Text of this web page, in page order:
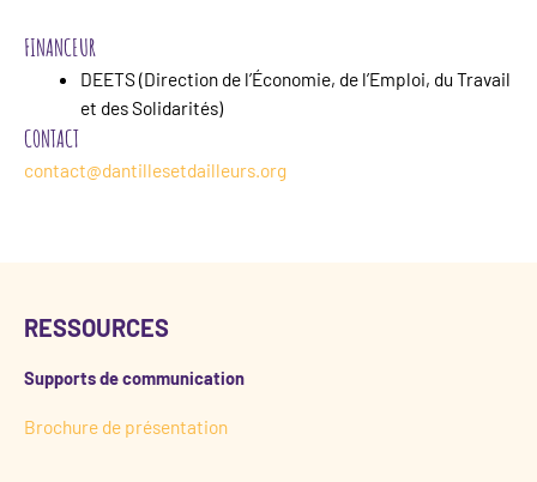
FINANCEUR
DEETS (Direction de l’Économie, de l’Emploi, du Travail
et des Solidarités)
CONTACT
contact@dantillesetdailleurs.org
RESSOURCES
Supports de communication
Brochure de présentation